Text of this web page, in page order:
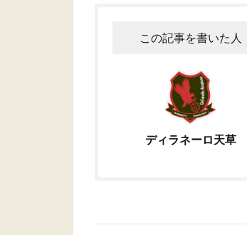
この記事を書いた人
ディラネーロ天草